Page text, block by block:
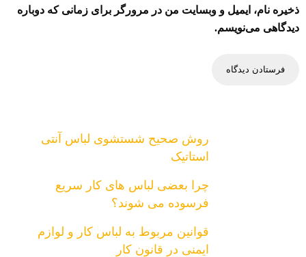
ذخیره نام، ایمیل و وبسایت من در مرورگر برای زمانی که دوباره
دیدگاهی می‌نویسم.
روش صحیح شستشوی لباس آنتی
استاتیک
چرا بعضی لباس های کار سریع
فرسوده می شوند؟
قوانین مربوط به لباس کار و لوازم
ایمنی در قانون کار